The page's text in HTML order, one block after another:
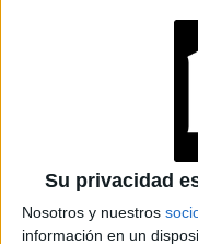
Su privacidad
Nosotros y nuestros
información en un